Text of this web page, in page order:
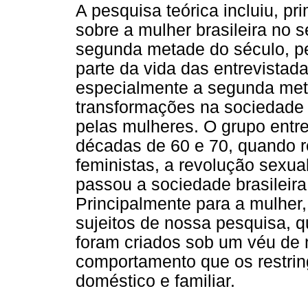
A pesquisa teórica incluiu,
sobre a mulher brasileira no
segunda metade do século,
parte da vida das
especialmente a segunda
transformações na
pelas mulheres. O grupo
décadas de 60 e 70, quando
feministas, a revolução
passou a sociedade
Principalmente para a
sujeitos de nossa pesquisa,
foram criados sob um véu
comportamento que os
doméstico e familiar.